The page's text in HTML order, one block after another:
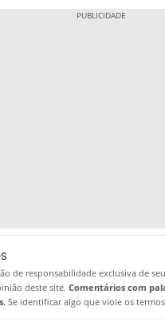
de responsabilidade exclusiva de
deste site. Comentários com
Se identificar algo que viole os